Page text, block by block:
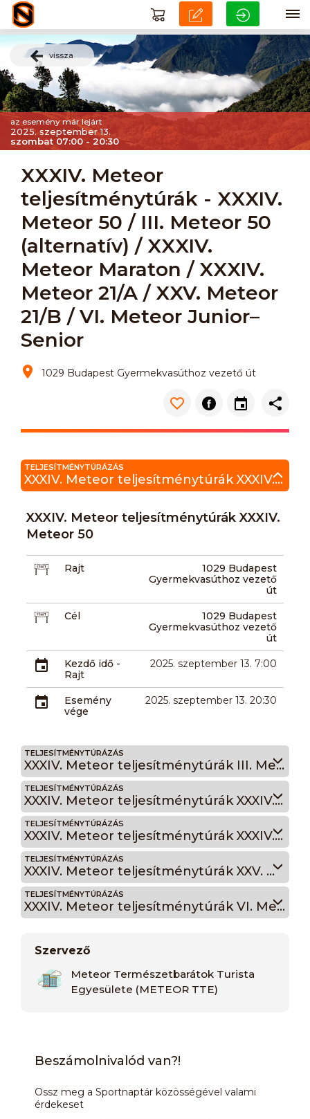
vissza
az esemény már lejárt
2025. szeptember 13.
szombat 07:00 - 20:30
XXXIV. Meteor
teljesítménytúrák - XXXIV.
Meteor 50 / III. Meteor 50
(alternatív) / XXXIV.
Meteor Maraton / XXXIV.
Meteor 21/A / XXV. Meteor
21/B / VI. Meteor Junior–
Senior
1029 Budapest Gyermekvasúthoz vezető út
TELJESÍTMÉNYTÚRÁZÁS
XXXIV. Meteor teljesítménytúrák XXXIV. Meteor 50
XXXIV. Meteor teljesítménytúrák XXXIV.
Meteor 50
Rajt
1029 Budapest
Gyermekvasúthoz vezető
út
Cél
1029 Budapest
Gyermekvasúthoz vezető
út
Kezdő idő -
Rajt
2025. szeptember 13. 7:00
Esemény
vége
2025. szeptember 13. 20:30
TELJESÍTMÉNYTÚRÁZÁS
XXXIV. Meteor teljesítménytúrák III. Meteor 50 (alternatív)
TELJESÍTMÉNYTÚRÁZÁS
XXXIV. Meteor teljesítménytúrák XXXIV. Meteor Maraton
TELJESÍTMÉNYTÚRÁZÁS
XXXIV. Meteor teljesítménytúrák XXXIV. Meteor 21/A
TELJESÍTMÉNYTÚRÁZÁS
XXXIV. Meteor teljesítménytúrák XXV. Meteor 21/B
TELJESÍTMÉNYTÚRÁZÁS
XXXIV. Meteor teljesítménytúrák VI. Meteor Junior–Senior
Szervező
Meteor Természetbarátok Turista
Egyesülete (METEOR TTE)
Beszámolnivalód van?!
Ossz meg a Sportnaptár közösségével valami
érdekeset